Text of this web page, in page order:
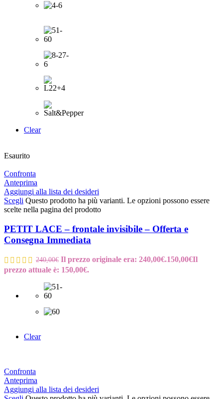
Clear
Esaurito
Confronta
Anteprima
Aggiungi alla lista dei desideri
Scegli Questo prodotto ha più varianti. Le opzioni possono essere
scelte nella pagina del prodotto
PETIT LACE – frontale invisibile – Offerta e
Consegna Immediata
240,00€ Il prezzo originale era: 240,00€.150,00€Il
prezzo attuale è: 150,00€.
Clear
Confronta
Anteprima
Aggiungi alla lista dei desideri